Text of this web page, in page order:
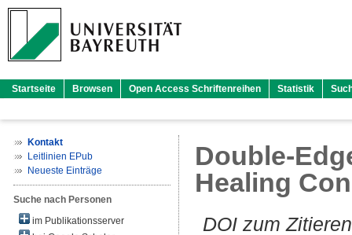
Startseite Browsen Open Access Schriftenreihen Statistik
Kontakt
Leitlinien EPub
Neueste Einträge
Suche nach Personen
im Publikationsserver
Double-
Healing
DOI zum